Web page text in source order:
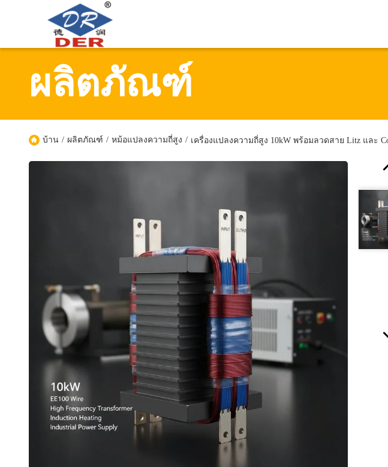
ผลิตภัณฑ์
บ้าน / ผลิตภัณฑ์ / หม้อแปลงความถี่สูง / เครื่องแปลงความถี่สูง 10kW พร้อมลวดสาย Litz และ